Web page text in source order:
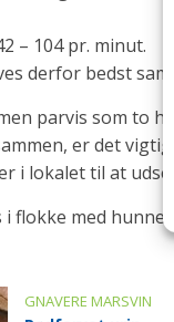
– 104 pr. minut.
derfor bedst
parvis som to
er det
i lokalet til at
i flokke med
GNAVERE MARSVIN